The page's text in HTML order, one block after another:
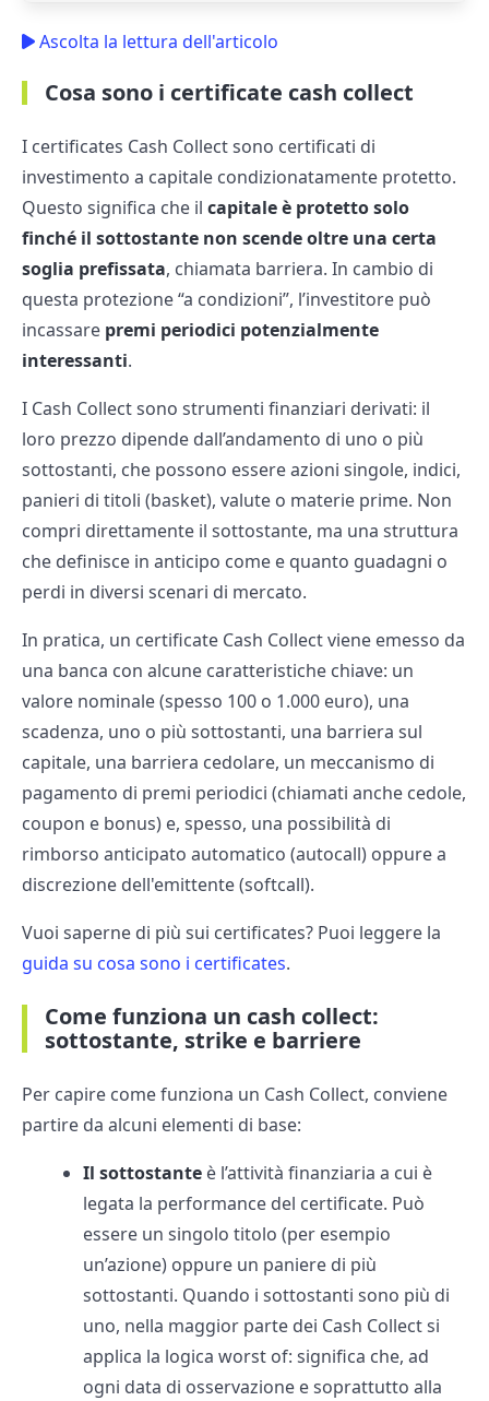
Ascolta la lettura dell'articolo
Cosa sono i certificate cash collect
I certificates Cash Collect sono certificati di
investimento a capitale condizionatamente protetto.
Questo significa che il capitale è protetto solo
finché il sottostante non scende oltre una certa
soglia prefissata, chiamata barriera. In cambio di
questa protezione “a condizioni”, l’investitore può
incassare premi periodici potenzialmente
interessanti.
I Cash Collect sono strumenti finanziari derivati: il
loro prezzo dipende dall’andamento di uno o più
sottostanti, che possono essere azioni singole, indici,
panieri di titoli (basket), valute o materie prime. Non
compri direttamente il sottostante, ma una struttura
che definisce in anticipo come e quanto guadagni o
perdi in diversi scenari di mercato.
In pratica, un certificate Cash Collect viene emesso da
una banca con alcune caratteristiche chiave: un
valore nominale (spesso 100 o 1.000 euro), una
scadenza, uno o più sottostanti, una barriera sul
capitale, una barriera cedolare, un meccanismo di
pagamento di premi periodici (chiamati anche cedole,
coupon e bonus) e, spesso, una possibilità di
rimborso anticipato automatico (autocall) oppure a
discrezione dell'emittente (softcall).
Vuoi saperne di più sui certificates? Puoi leggere la
guida su cosa sono i certificates.
Come funziona un cash collect:
sottostante, strike e barriere
Per capire come funziona un Cash Collect, conviene
partire da alcuni elementi di base:
Il sottostante è l’attività finanziaria a cui è
legata la performance del certificate. Può
essere un singolo titolo (per esempio
un’azione) oppure un paniere di più
sottostanti. Quando i sottostanti sono più di
uno, nella maggior parte dei Cash Collect si
applica la logica worst of: significa che, ad
ogni data di osservazione e soprattutto alla